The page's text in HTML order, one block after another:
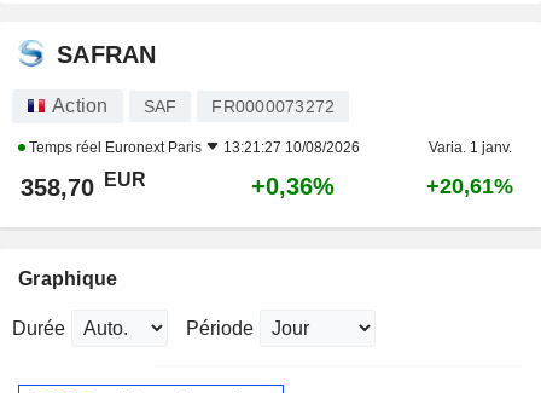
SAFRAN
Action SAF FR0000073272
Temps réel Euronext Paris 13:21:27 10/08/2026 Varia. 1 janv.
358,70 EUR +0,36% +20,61%
Graphique
Durée Période